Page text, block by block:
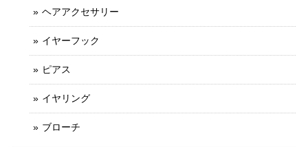
ヘアアクセサリー
イヤーフック
ピアス
イヤリング
ブローチ